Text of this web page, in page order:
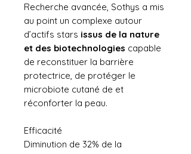
Recherche avancée, Sothys a mis
au point un complexe autour
d’actifs stars issus de la nature
et des biotechnologies capable
de reconstituer la barrière
protectrice, de protéger le
microbiote cutané de et
réconforter la peau.
Efficacité
Diminution de 32% de la